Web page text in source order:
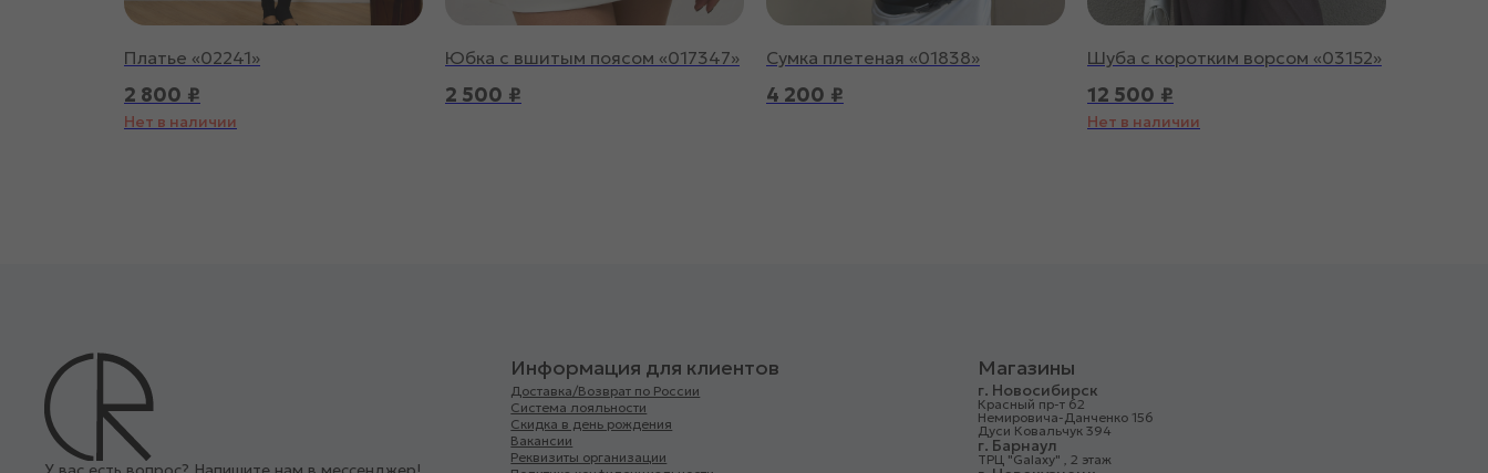
Платье «02241»
2 800 ₽
Нет в наличии
Юбка с вшитым поясом «017347»
2 500 ₽
Сумка плетеная «01838»
4 200 ₽
Шуба с коротким ворсом «03152»
12 500 ₽
Нет в наличии
Информация для клиентов
Доставка/Возврат по России
Система лояльности
Скидка в день рождения
Вакансии
Реквизиты организации
Магазины
г. Новосибирск
Красный пр-т 62
Немировича-Данченко 156
Дуси Ковальчук 394
г. Барнаул
ТРЦ "Galaxy" , 2 этаж